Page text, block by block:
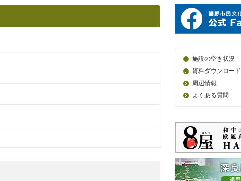
施設の空き状況
資料ダウンロード
周辺情報
よくある質問